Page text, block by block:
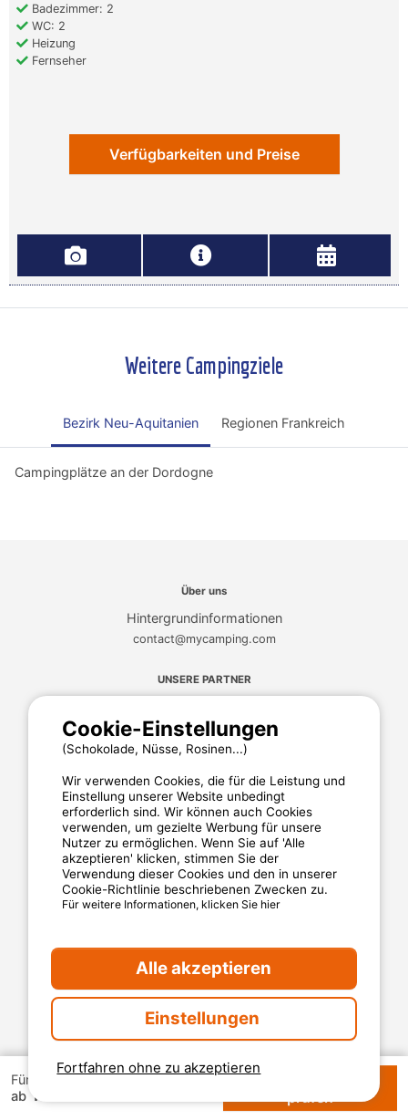
Für 1 Woche
ab 144 €
Verfügbarkeiten
prüfen
Badezimmer: 2
WC: 2
Heizung
Fernseher
Verfügbarkeiten und Preise
Weitere Campingziele
Bezirk Neu-Aquitanien Regionen Frankreich
Campingplätze an der Dordogne
Über uns
Hintergrundinformationen
contact@mycamping.com
UNSERE PARTNER
Impressum
Allgemeine Nutzungsbedingungen
Cookies
Datenschutzerklärung
Fortfahren ohne zu akzeptieren
Cookie-Einstellungen
(Schokolade, Nüsse, Rosinen...)
Wir verwenden Cookies, die für die Leistung und
Einstellung unserer Website unbedingt
erforderlich sind. Wir können auch Cookies
verwenden, um gezielte Werbung für unsere
Nutzer zu ermöglichen. Wenn Sie auf 'Alle
akzeptieren' klicken, stimmen Sie der
Verwendung dieser Cookies und den in unserer
Cookie-Richtlinie beschriebenen Zwecken zu.
Für weitere Informationen, klicken Sie hier
Alle akzeptieren
Einstellungen